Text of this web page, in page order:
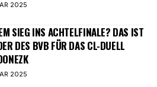
2025
SIEG INS ACHTELFINALE? DAS IST
DES BVB FÜR DAS CL-DUELL
2025